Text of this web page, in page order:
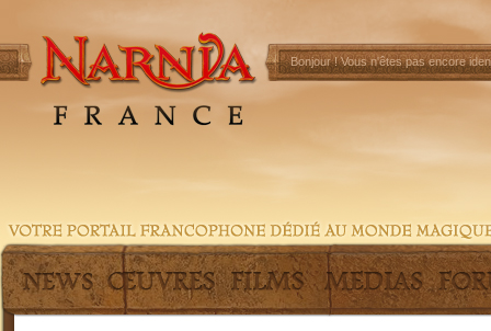
Bonjour !Vous n'êtes pas encore